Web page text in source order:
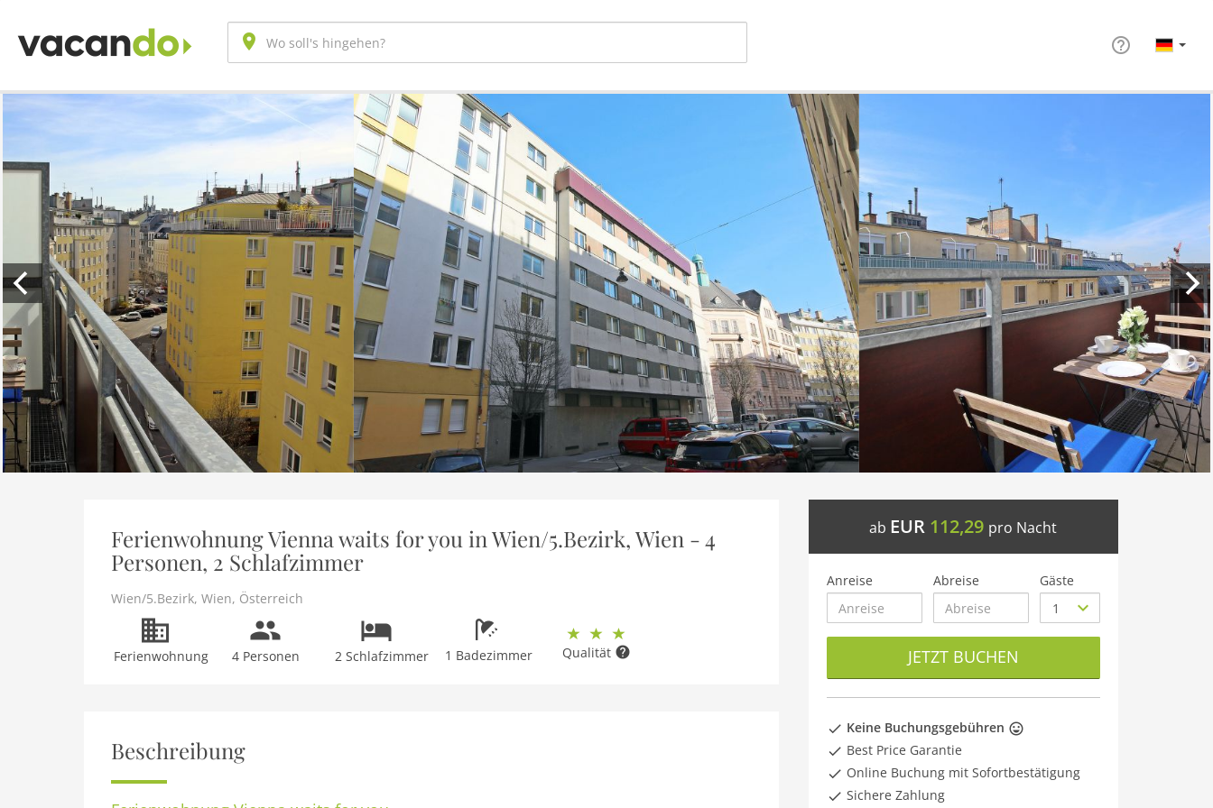
Ferienwohnung Vienna waits for you in Wien/5.Bezirk, Wien - 4
Personen, 2 Schlafzimmer
Wien/5.Bezirk, Wien, Österreich
Ferienwohnung 4 Personen 2 Schlafzimmer 1 Badezimmer Qualität
Beschreibung
ab EUR 112,29 pro Nacht
Anreise Abreise Gäste
JETZT BUCHEN
Keine Buchungsgebühren
Best Price Garantie
Online Buchung mit Sofortbestätigung
Sichere Zahlung